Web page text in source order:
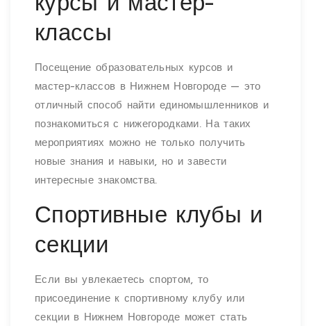
классы
Посещение образовательных курсов и
мастер-классов в Нижнем Новгороде — это
отличный способ найти единомышленников и
познакомиться с нижегородками. На таких
мероприятиях можно не только получить
новые знания и навыки, но и завести
интересные знакомства.
Спортивные клубы и
секции
Если вы увлекаетесь спортом, то
присоединение к спортивному клубу или
секции в Нижнем Новгороде может стать